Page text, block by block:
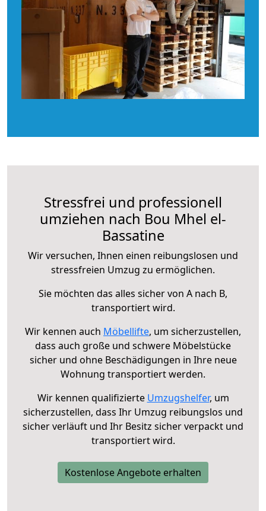
Stressfrei und professionell
umziehen nach Bou Mhel el-
Bassatine
Wir versuchen, Ihnen einen reibungslosen und
stressfreien Umzug zu ermöglichen.
Sie möchten das alles sicher von A nach B,
transportiert wird.
Wir kennen auch Möbellifte, um sicherzustellen,
dass auch große und schwere Möbelstücke
sicher und ohne Beschädigungen in Ihre neue
Wohnung transportiert werden.
Wir kennen qualifizierte Umzugshelfer, um
sicherzustellen, dass Ihr Umzug reibungslos und
sicher verläuft und Ihr Besitz sicher verpackt und
transportiert wird.
Kostenlose Angebote erhalten